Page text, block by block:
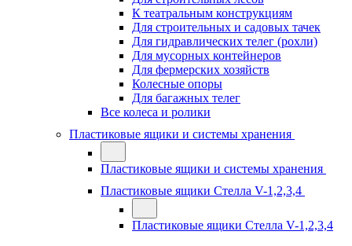
К театральным конструкциям
Для строительных и садовых тачек
Для гидравлических телег (рохли)
Для мусорных контейнеров
Для фермерских хозяйств
Колесные опоры
Для багажных телег
Все колеса и ролики
Пластиковые ящики и системы хранения
Пластиковые ящики и системы хранения
Пластиковые ящики Стелла V-1,2,3,4
Пластиковые ящики Стелла V-1,2,3,4